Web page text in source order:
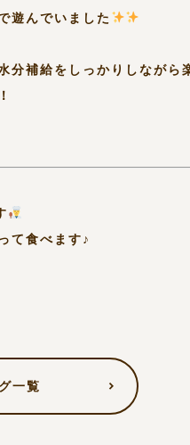
遊んでいました
分補給をしっかりしながら
て食べます♪
一覧